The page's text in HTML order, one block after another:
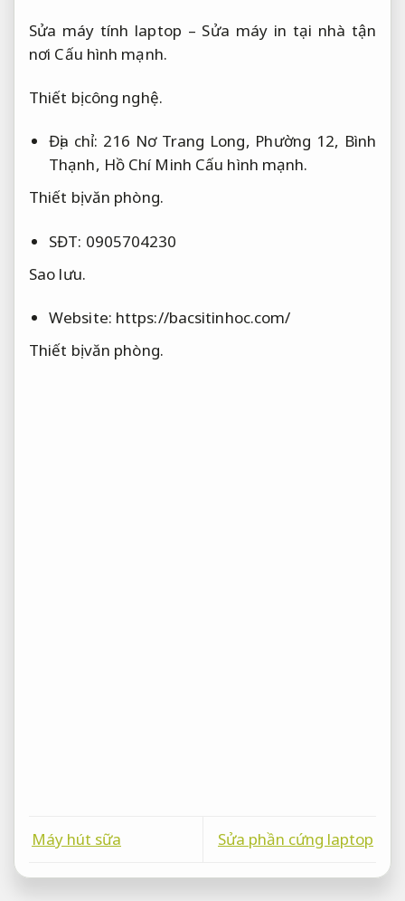
Sửa máy tính laptop – Sửa máy in tại nhà tận
nơi Cấu hình mạnh.
Thiết bị công nghệ.
Địa chỉ: 216 Nơ Trang Long, Phường 12, Bình
Thạnh, Hồ Chí Minh Cấu hình mạnh.
Thiết bị văn phòng.
SĐT: 0905704230
Sao lưu.
Website: https://bacsitinhoc.com/
Thiết bị văn phòng.
Máy hút sữa Sửa phần cứng laptop